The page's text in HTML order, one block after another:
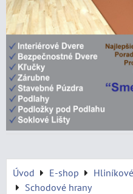
Úvod E-shop
Schodové hrany